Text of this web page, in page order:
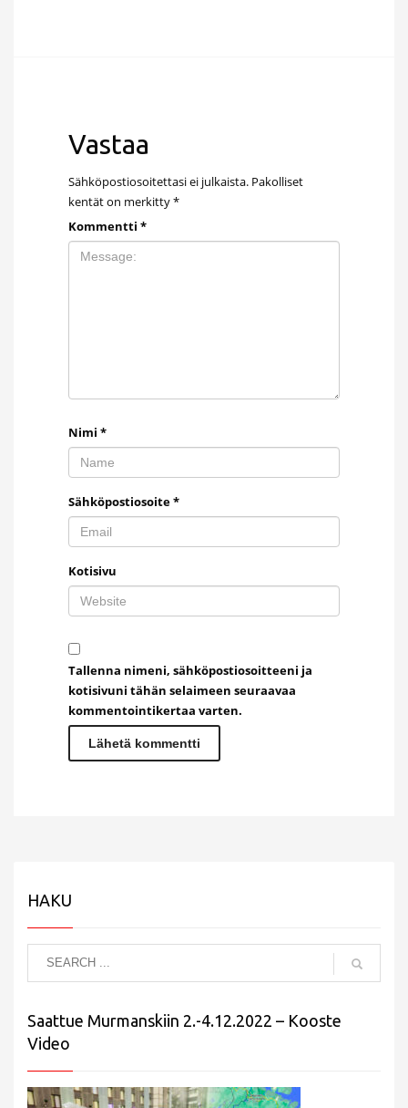
Vastaa
Sähköpostiosoitettasi ei julkaista. Pakolliset
kentät on merkitty*
Kommentti *
Nimi *
Sähköpostiosoite*
Kotisivu
Tallenna nimeni, sähköpostiosoitteeni ja
kotisivuni tähän selaimeen seuraavaa
kommentointikertaa varten.
HAKU
Saattue Murmanskiin 2.-4.12.2022 – Kooste
Video